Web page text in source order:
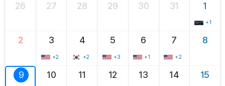
26 27 28 29 30 31 1
+1
2 3
+2
4
+2
5
+3
6
+1
7
+2
8
9 10 11 12 13 14 15